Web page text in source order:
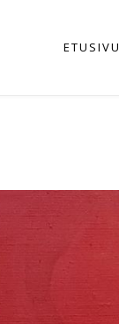
ETUSIVU